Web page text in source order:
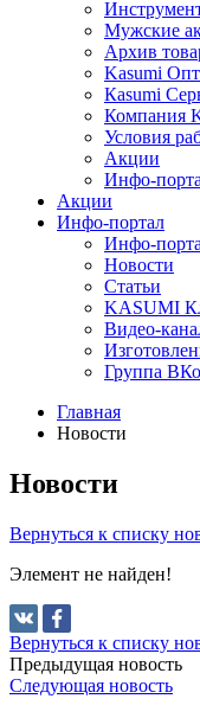
Мужские
Архив
Kasumi Опт
Кasumi
Компания
Условия
Акции
Инфо-
Акции
Инфо-портал
Инфо-
Новости
Статьи
KASUMI
Видео-
Группа
Главная
Новости
Новости
Вернуться к списку
Элемент не найден!
Вернуться к списку
Предыдущая новость
Следующая новость